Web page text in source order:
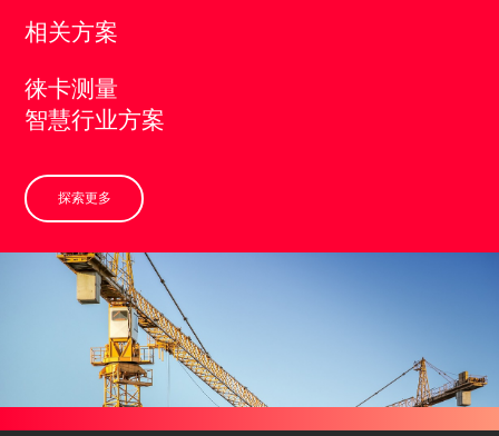
相关方案
徕卡测量
智慧行业方案
探索更多